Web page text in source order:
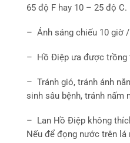
65 độ F hay 10 – 25 độ C.
– Ánh sáng chiếu 10 giờ
– Hồ Điệp ưa được trồng
– Tránh gió, tránh ánh
sinh sâu bệnh, tránh nấm
– Lan Hồ Điệp không
Nếu để đọng nước trên